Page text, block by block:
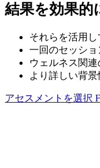
結果を効果的
それらを活用
一回のセッショ
ウェルネス関
より詳しい背
アセスメントを選択